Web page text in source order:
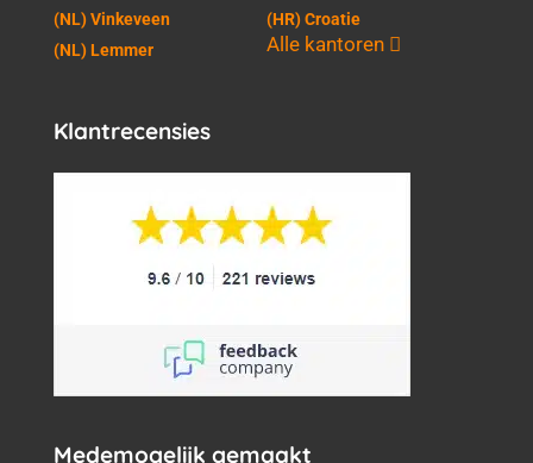
(NL) Vinkeveen
(NL) Lemmer
(HR) Croatie
Alle kantoren
Klantrecensies
Medemogelijk gemaakt